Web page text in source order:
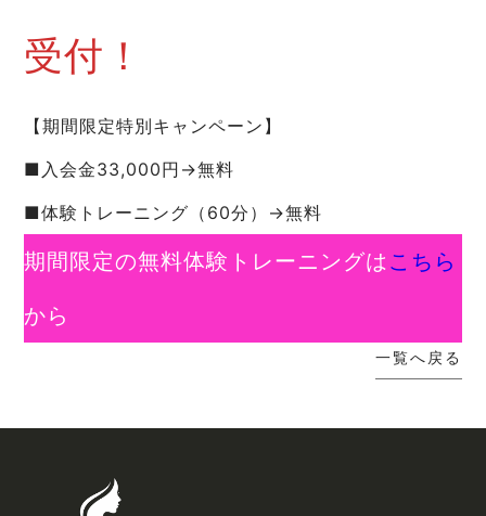
受付！
【期間限定特別キャンペーン】
■入会金33,000円→無料
■体験トレーニング（60分）→無料
期間限定の無料体験トレーニングはこちら
から
一覧へ戻る